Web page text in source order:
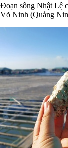
Đoạn sông Nhật Lệ
Võ Ninh (Quảng